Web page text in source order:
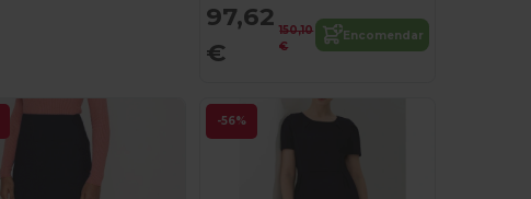
97,62
€
150,10
€
Encomendar
-56%